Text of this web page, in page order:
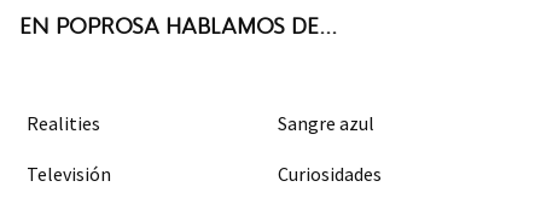
EN POPROSA HABLAMOS DE...
Realities Sangre azul
Televisión Curiosidades